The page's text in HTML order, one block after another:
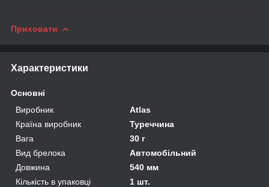
Приховати
Характеристики
Основні
Виробник
Atlas
Країна виробник
Туреччина
Вага
30 г
Вид брелока
Автомобільний
Довжина
540 мм
Кількість в упаковці
1 шт.